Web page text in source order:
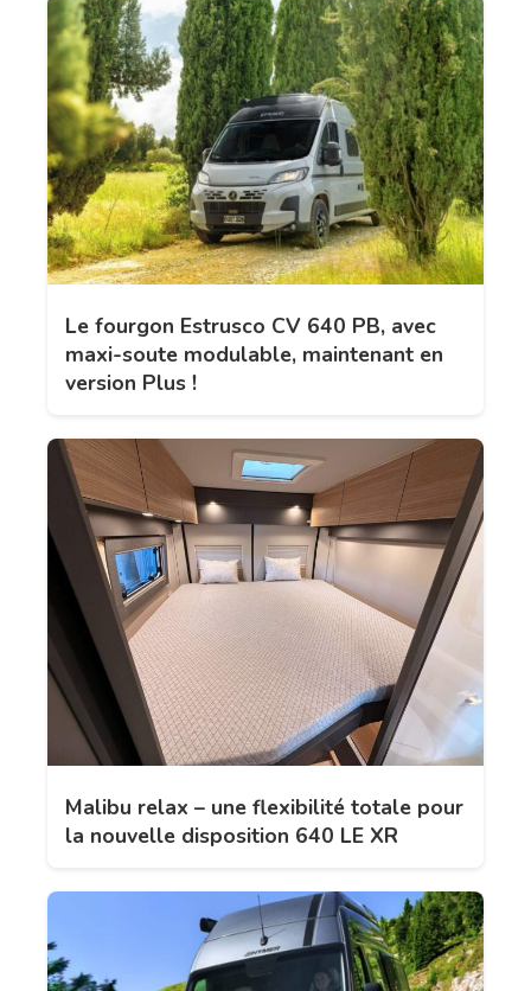
Le fourgon Estrusco CV 640 PB, avec
maxi-soute modulable, maintenant en
version Plus !
Malibu relax – une flexibilité totale pour
la nouvelle disposition 640 LE XR